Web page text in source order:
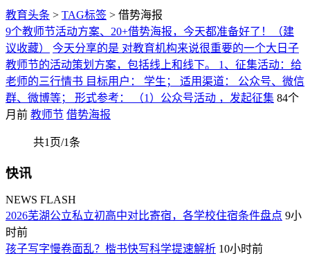
教育头条 > TAG标签 > 借势海报
9个教师节活动方案、20+借势海报，今天都准备好了！（建
议收藏）
今天分享的是 对教育机构来说很重要的一个大日子
教师节的活动策划方案，包括线上和线下。 1、征集活动：给
老师的三行情书 目标用户： 学生； 适用渠道： 公众号、微信
群、微博等； 形式参考： （1）公众号活动 ，发起征集 84个
月前 教师节 借势海报
共1页/1条
快讯
NEWS FLASH
2026芜湖公立私立初高中对比寄宿，各学校住宿条件盘点 9小
时前
孩子写字慢卷面乱？楷书快写科学提速解析 10小时前